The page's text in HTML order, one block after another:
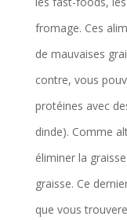
fromage. Ces
de mauvaises
contre, vous
protéines avec
dinde). Comme
éliminer la
graisse. Ce
que vous